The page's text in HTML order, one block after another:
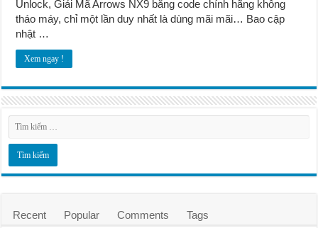
Unlock, Giải Mã Arrows NX9 bằng code chính hãng không
tháo máy, chỉ một lần duy nhất là dùng mãi mãi… Bao cập
nhật …
Xem ngay !
Recent Popular Comments Tags